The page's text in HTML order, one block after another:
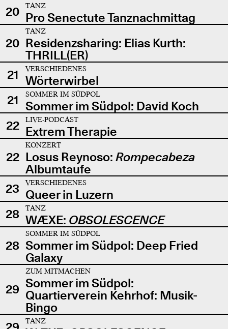
20
TANZ
Pro Senectute Tanznachmittag
20
TANZ
Residenzsharing: Elias Kurth:
THRILL(ER)
21
VERSCHIEDENES
Wörterwirbel
21
SOMMER IM SÜDPOL
Sommer im Südpol: David Koch
22
LIVE-PODCAST
Extrem Therapie
22
KONZERT
Losus Reynoso: Rompecabeza
Albumtaufe
23
VERSCHIEDENES
Queer in Luzern
28
TANZ
WÆXE: OBSOLESCENCE
28
SOMMER IM SÜDPOL
Sommer im Südpol: Deep Fried
Galaxy
29
ZUM MITMACHEN
Sommer im Südpol:
Quartierverein Kehrhof: Musik-
Bingo
TANZ